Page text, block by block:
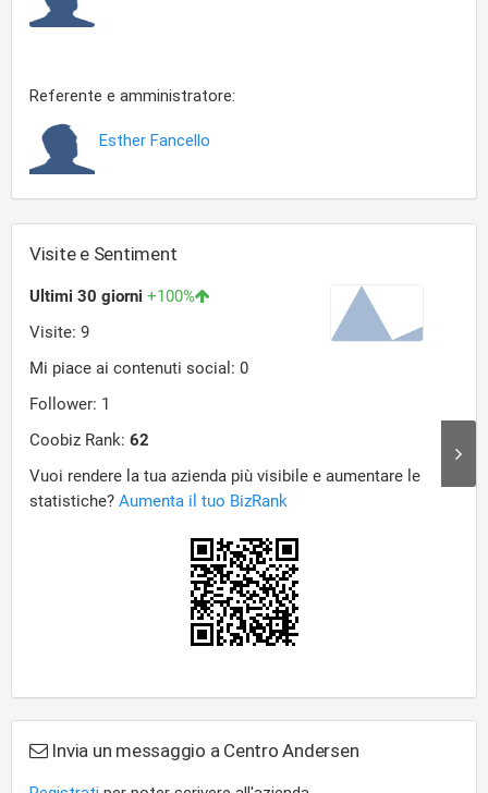
Ampi spazi interni ed esterni dotati di comfort ,
Referente e amministratore:
Esther Fancello
Visite e Sentiment
Invia un messaggio a Centro Andersen